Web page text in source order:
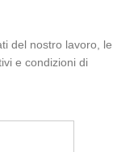
del nostro lavoro, le
e condizioni di